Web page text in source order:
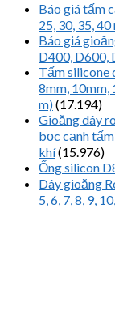
Báo giá tấm
25, 30, 35, 40
Báo giá
D400, D600,
Tấm silicone
8mm, 10mm,
m)(17.194)
Gioăng dây
bọc cạnh
khí(15.976)
Ống silicon
Dây gioăng
5, 6, 7, 8, 9,